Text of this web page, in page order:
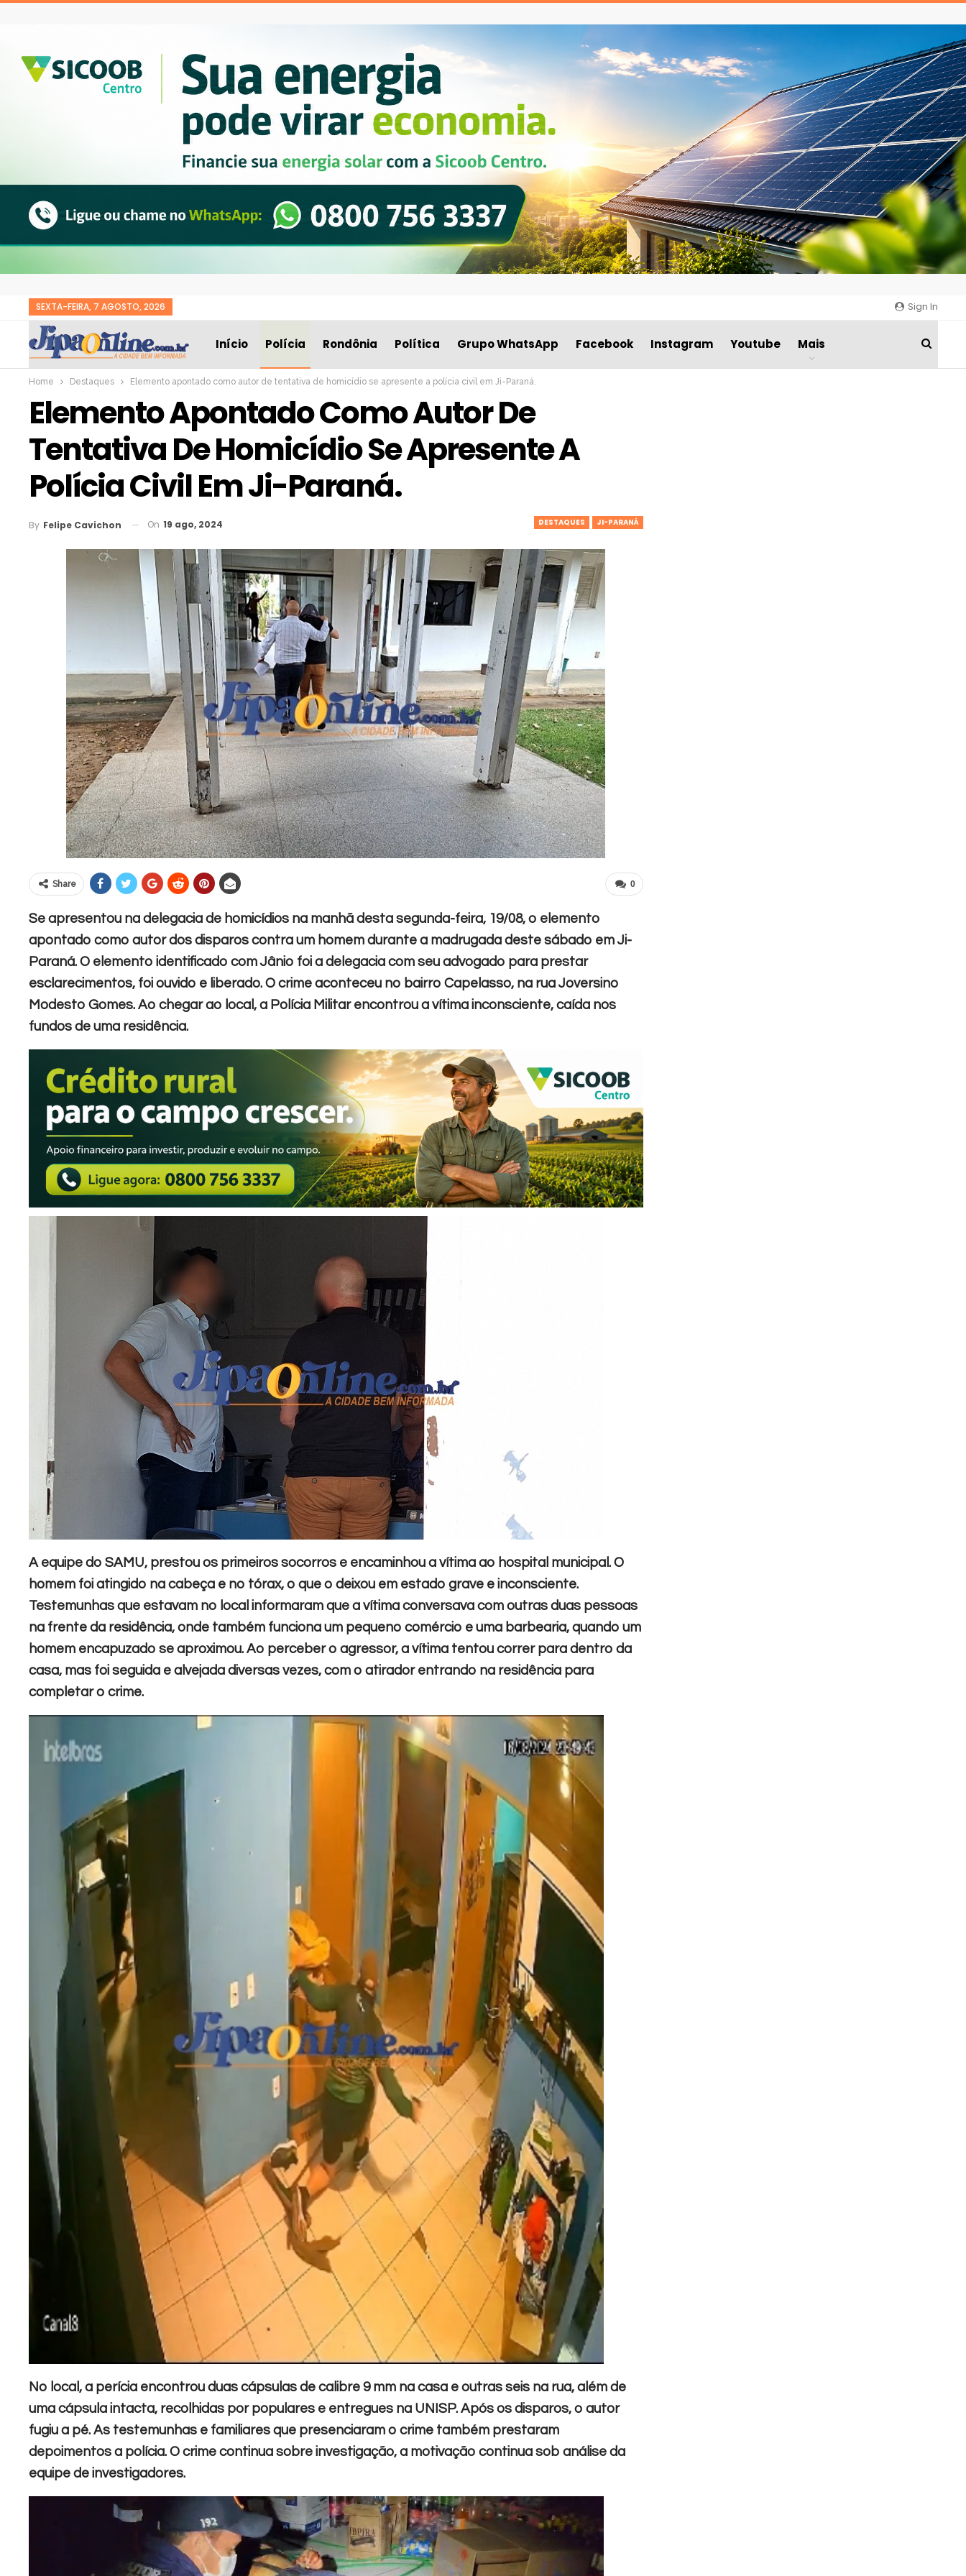
Sign In
SEXTA-FEIRA, 7 AGOSTO, 2026
Início Polícia Rondônia Política Grupo WhatsApp Facebook Instagram Youtube Mais
Home Destaques Elemento apontado como autor de tentativa de homicídio se apresente a polícia civil em Ji-Paraná.
Elemento Apontado Como Autor De
Tentativa De Homicídio Se Apresente A
Polícia Civil Em Ji-Paraná.
DESTAQUES JI-PARANÁ
By Felipe Cavichon On 19 ago, 2024
0
Share
Se apresentou na delegacia de homicídios na manhã desta segunda-feira, 19/08, o elemento
apontado como autor dos disparos contra um homem durante a madrugada deste sábado em Ji-
Paraná. O elemento identificado com Jânio foi a delegacia com seu advogado para prestar
esclarecimentos, foi ouvido e liberado. O crime aconteceu no bairro Capelasso, na rua Joversino
Modesto Gomes. Ao chegar ao local, a Polícia Militar encontrou a vítima inconsciente, caída nos
fundos de uma residência.
A equipe do SAMU, prestou os primeiros socorros e encaminhou a vítima ao hospital municipal. O
homem foi atingido na cabeça e no tórax, o que o deixou em estado grave e inconsciente.
Testemunhas que estavam no local informaram que a vítima conversava com outras duas pessoas
na frente da residência, onde também funciona um pequeno comércio e uma barbearia, quando um
homem encapuzado se aproximou. Ao perceber o agressor, a vítima tentou correr para dentro da
casa, mas foi seguida e alvejada diversas vezes, com o atirador entrando na residência para
completar o crime.
No local, a perícia encontrou duas cápsulas de calibre 9 mm na casa e outras seis na rua, além de
uma cápsula intacta, recolhidas por populares e entregues na UNISP. Após os disparos, o autor
fugiu a pé. As testemunhas e familiares que presenciaram o crime também prestaram
depoimentos a polícia. O crime continua sobre investigação, a motivação continua sob análise da
equipe de investigadores.